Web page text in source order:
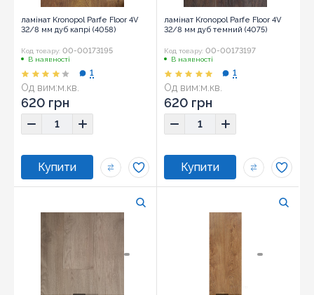
ламінат Kronopol Parfe Floor 4V
32/8 мм дуб капрі (4058)
Код товару: 00-00173195
В наявності
Од вим:м.кв.
1
620 грн
ламінат Kronopol Parfe Floor 4V
32/8 мм дуб темний (4075)
Код товару: 00-00173197
В наявності
Од вим:м.кв.
1
620 грн